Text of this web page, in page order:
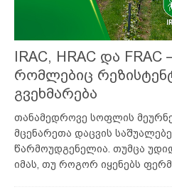
IRAC, HRAC და
რომლებიც
გვეხმარება
თანამედროვე სოფლის
მცენარეთა დაცვის
წარმოუდგენელია. თუმცა
იმას, თუ როგორ იყენებს